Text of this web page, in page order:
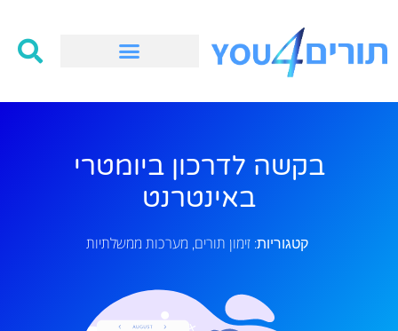
בקשה לדרכון ביומטרי
באינטרנט
קטגוריות: זימון תורים, מערכות ממשלתיות